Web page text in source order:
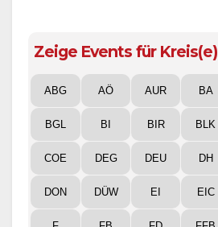
Zeige Events für Kreis(e)
ABG AÖ AUR BA
BGL BI BIR BLK
COE DEG DEU DH
DON DÜW EI EIC